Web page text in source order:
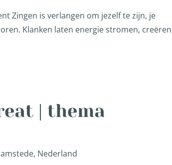
Zingen is verlangen om jezelf te zijn, je
Klanken laten energie stromen, creëren
| thema
Nederland